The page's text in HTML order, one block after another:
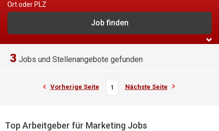
Ort oder PLZ
3 Jobs und Stellenangebote gefunden
Vorherige Seite 1 Nächste Seite
Top Arbeitgeber für Marketing Jobs